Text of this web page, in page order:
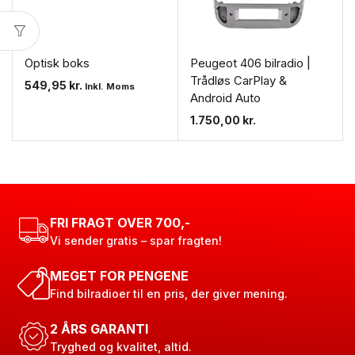
Optisk boks
549,95 kr. Inkl. Moms
Peugeot 406 bilradio |
Trådløs CarPlay &
Android Auto
1.750,00 kr.
FRI FRAGT OVER 700,-
Vi sender gratis – spar fragten!
MEGET FOR PENGENE
Find bilradioer til en pris, der giver mening.
2 ÅRS GARANTI
Tryghed og kvalitet, altid.